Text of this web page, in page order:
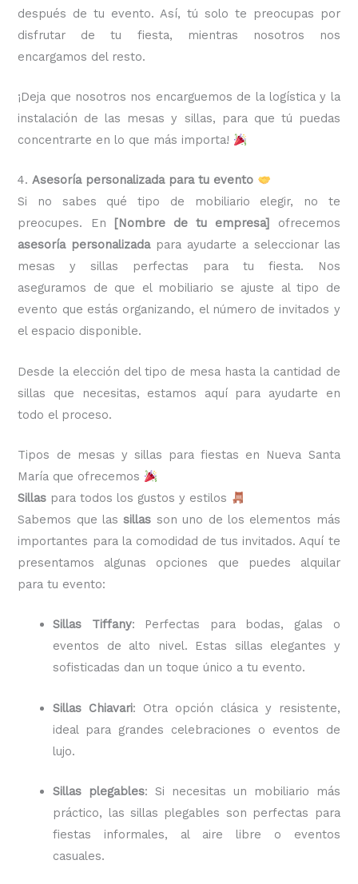
después de tu evento. Así, tú solo te preocupas por
disfrutar de tu fiesta, mientras nosotros nos
encargamos del resto.
¡Deja que nosotros nos encarguemos de la logística y la
instalación de las mesas y sillas, para que tú puedas
concentrarte en lo que más importa!
4.Asesoría personalizada para tu evento
Si no sabes qué tipo de mobiliario elegir, no te
preocupes. En
[Nombre de tu empresa]
ofrecemos
asesoría personalizadapara ayudarte a seleccionar las
mesas y sillas perfectas para tu fiesta. Nos
aseguramos de que el mobiliario se ajuste al tipo de
evento que estás organizando, el número de invitados y
el espacio disponible.
Desde la elección del tipo de mesa hasta la cantidad de
sillas que necesitas, estamos aquí para ayudarte en
todo el proceso.
Tipos de mesas y sillas para fiestas en Nueva Santa
María que ofrecemos
Sillas para todos los gustos y estilos
Sabemos que lassillas son uno de los elementos más
importantes para la comodidad de tus invitados. Aquí te
presentamos algunas opciones que puedes alquilar
para tu evento:
Sillas Tiffany: Perfectas para bodas, galas o
eventos de alto nivel. Estas sillas elegantes y
sofisticadas dan un toque único a tu evento.
Sillas Chiavari: Otra opción clásica y resistente,
ideal para grandes celebraciones o eventos de
lujo.
Sillas plegables: Si necesitas un mobiliario más
práctico, las sillas plegables son perfectas para
fiestas informales, al aire libre o eventos
casuales.